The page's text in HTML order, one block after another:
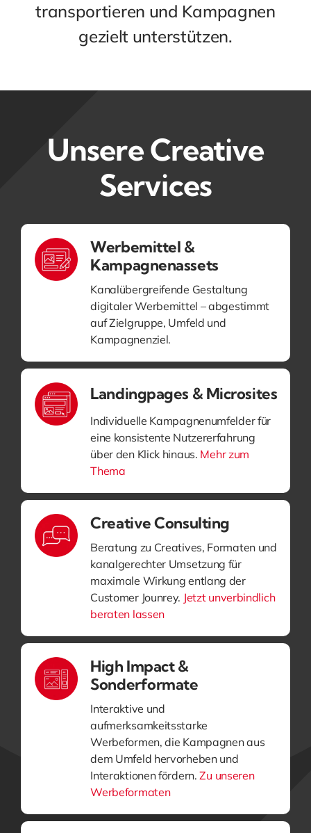
transportieren und Kampagnen
gezielt unterstützen.
Unsere Creative
Services
Werbemittel &
Kampagnenassets
Kanalübergreifende Gestaltung
digitaler Werbemittel – abgestimmt
auf Zielgruppe, Umfeld und
Kampagnenziel.
Landingpages & Microsites
Individuelle Kampagnenumfelder für
eine konsistente Nutzererfahrung
über den Klick hinaus. Mehr zum
Thema
Creative Consulting
Beratung zu Creatives, Formaten und
kanalgerechter Umsetzung für
maximale Wirkung entlang der
Customer Jounrey. Jetzt unverbindlich
beraten lassen
High Impact &
Sonderformate
Interaktive und
aufmerksamkeitsstarke
Werbeformen, die Kampagnen aus
dem Umfeld hervorheben und
Interaktionen fördern.Zu unseren
Werbeformaten